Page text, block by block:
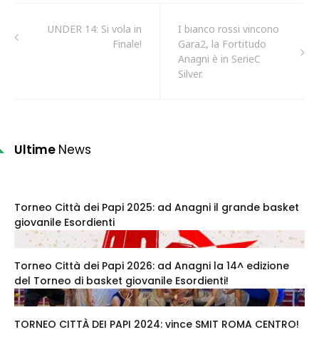
UNDER 14: Si vola in
Finale!
I bianco rossi vincono
Gara2, la Fortitudo
Anagni è in SerieC
Silver.
Ultime News
Torneo Città dei Papi 2025: ad Anagni il grande basket
giovanile Esordienti
Torneo Città dei Papi 2026: ad Anagni la 14^ edizione
del Torneo di basket giovanile Esordienti!
TORNEO CITTÀ DEI PAPI 2024: vince SMIT ROMA CENTRO!